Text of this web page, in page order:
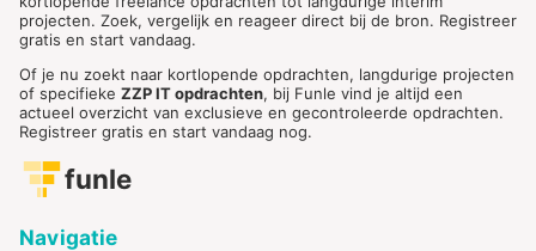
projecten. Zoek, vergelijk en reageer direct bij de bron. Registreer
gratis en start vandaag.
Of je nu zoekt naar kortlopende opdrachten, langdurige projecten
of specifieke ZZP IT opdrachten, bij Funle vind je altijd een
actueel overzicht van exclusieve en gecontroleerde opdrachten.
Registreer gratis en start vandaag nog.
funle
Navigatie